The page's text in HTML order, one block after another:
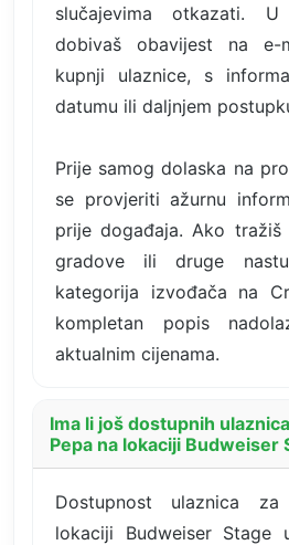
slučajevima otkazati.
dobivaš obavijest na e-
kupnji ulaznice, s
datumu ili daljnjem
Prije samog dolaska na
se provjeriti ažurnu
prije događaja. Ako
gradove ili druge
kategorija izvođača na
kompletan popis
aktualnim cijenama.
Ima li još dostupnih
Pepa na lokaciji Budweiser
Dostupnost ulaznica
lokaciji Budweiser Stage